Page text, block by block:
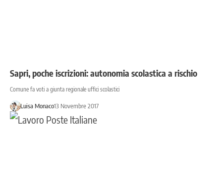
Sapri, poche iscrizioni: autonomia scolastica a rischio
Comune fa voti a giunta regionale uffici scolastici
Luisa Monaco13 Novembre 2017